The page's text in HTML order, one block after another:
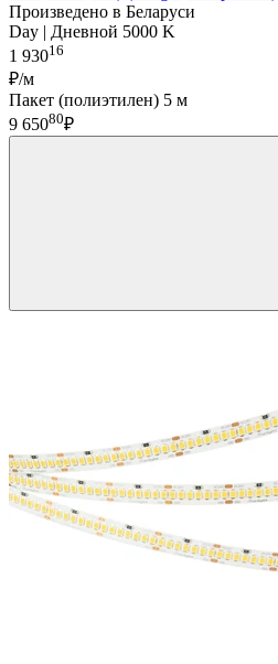
Произведено в Беларуси
Day | Дневной 5000 K
1 93016
₽/м
Пакет (полиэтилен) 5 м
9 65080₽